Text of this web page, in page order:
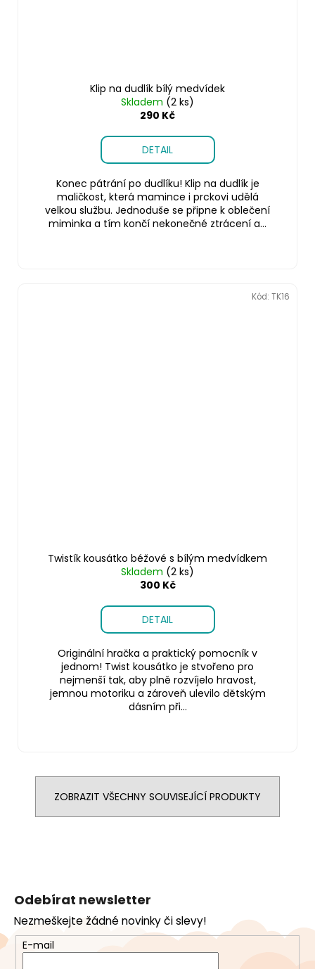
Klip na dudlík bílý medvídek
Skladem (2 ks)
290 Kč
DETAIL
Konec pátrání po dudlíku! Klip na dudlík je
maličkost, která mamince i prckovi udělá
velkou službu. Jednoduše se připne k oblečení
miminka a tím končí nekonečné ztrácení a...
Twistík kousátko béžové s bílým medvídkem
Skladem (2 ks)
300 Kč
DETAIL
Originální hračka a praktický pomocník v
jednom! Twist kousátko je stvořeno pro
nejmenší tak, aby plně rozvíjelo hravost,
jemnou motoriku a zároveň ulevilo dětským
dásním při...
Kód: TK16
ZOBRAZIT VŠECHNY SOUVISEJÍCÍ PRODUKTY
a
t
Odebírat newsletter
Nezmeškejte žádné novinky či slevy!
E-mail